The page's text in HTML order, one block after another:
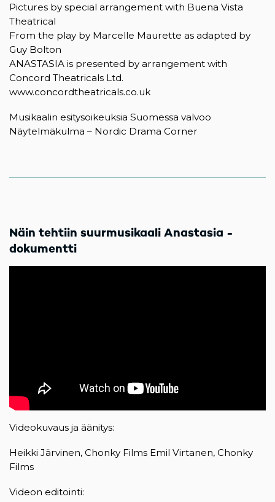
Pictures by special arrangement with Buena Vista
Theatrical
From the play by Marcelle Maurette as adapted by
Guy Bolton
ANASTASIA is presented by arrangement with
Concord Theatricals Ltd.
www.concordtheatricals.co.uk
Musikaalin esitysoikeuksia Suomessa valvoo
Näytelmäkulma – Nordic Drama Corner
Näin tehtiin suurmusikaali Anastasia -
dokumentti
Videokuvaus ja äänitys:
Heikki Järvinen, Chonky Films Emil Virtanen, Chonky
Films
Videon editointi: